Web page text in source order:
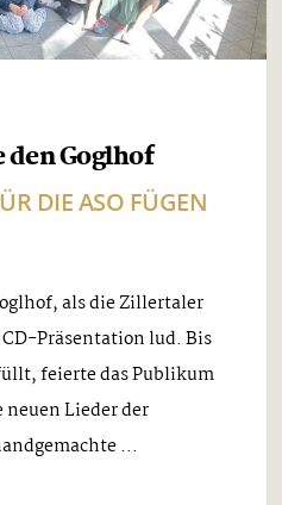
Goglhof
DIE ASO FÜGEN
als die Zillertaler
Präsentation lud. Bis
feierte das Publikum
Lieder der
...